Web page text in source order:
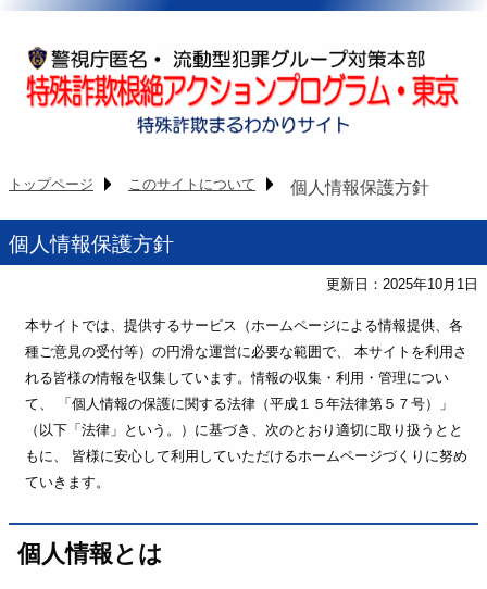
トップページ このサイトについて 個人情報保護方針
個人情報保護方針
更新日：2025年10月1日
本サイトでは、提供するサービス（ホームページによる情報提供、各
種ご意見の受付等）の円滑な運営に必要な範囲で、 本サイトを利用さ
れる皆様の情報を収集しています。情報の収集・利用・管理につい
て、 「個人情報の保護に関する法律（平成１５年法律第５７号）」
（以下「法律」という。）に基づき、次のとおり適切に取り扱うとと
もに、 皆様に安心して利用していただけるホームページづくりに努め
ていきます。
個人情報とは